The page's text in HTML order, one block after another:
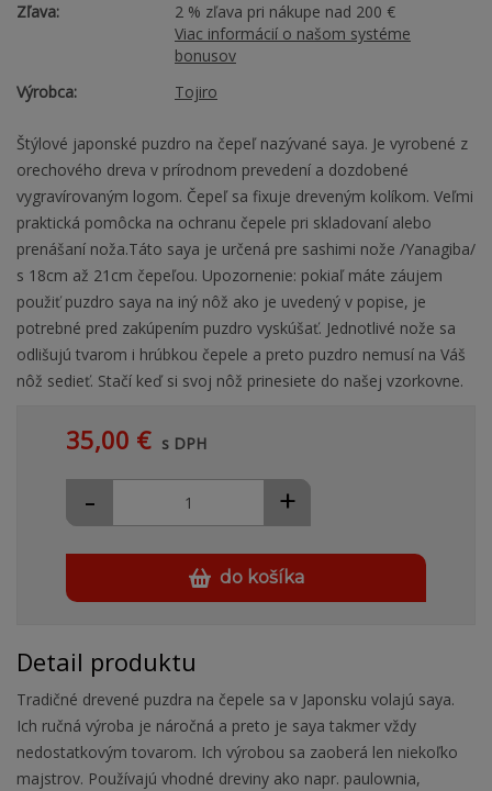
Zľava:
2 % zľava pri nákupe nad 200 €
Viac informácií o našom systéme
bonusov
Výrobca:
Tojiro
Štýlové japonské puzdro na čepeľ nazývané saya. Je vyrobené z
orechového dreva v prírodnom prevedení a dozdobené
vygravírovaným logom. Čepeľ sa fixuje dreveným kolíkom. Veľmi
praktická pomôcka na ochranu čepele pri skladovaní alebo
prenášaní noža.Táto saya je určená pre sashimi nože /Yanagiba/
s 18cm až 21cm čepeľou. Upozornenie: pokiaľ máte záujem
použiť puzdro saya na iný nôž ako je uvedený v popise, je
potrebné pred zakúpením puzdro vyskúšať. Jednotlivé nože sa
odlišujú tvarom i hrúbkou čepele a preto puzdro nemusí na Váš
nôž sedieť. Stačí keď si svoj nôž prinesiete do našej vzorkovne.
35,00 € s DPH
+
-
do košíka
Detail produktu
Tradičné drevené puzdra na čepele sa v Japonsku volajú saya.
Ich ručná výroba je náročná a preto je saya takmer vždy
nedostatkovým tovarom. Ich výrobou sa zaoberá len niekoľko
majstrov. Používajú vhodné dreviny ako napr. paulownia,